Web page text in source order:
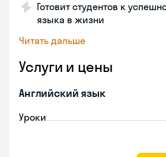
Готовит студентов к
языка в жизни
Читать дальше
Услуги и цены
Английский язык
Уроки